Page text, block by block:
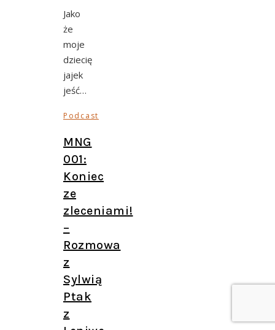
Jako
że
moje
dziecię
jajek
jeść…
Podcast
MNG
001:
Koniec
ze
zleceniami!
–
Rozmowa
z
Sylwią
Ptak
z